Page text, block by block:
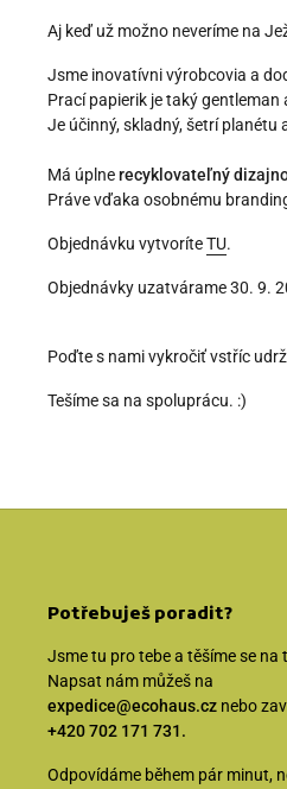
Aj keď už možno neveríme na
Jsme inovatívni výrobcovia a
Prací papierik je taký
Je účinný, skladný, šetrí planétu
Má úplnerecyklovateľný
Práve vďaka osobnému
Objednávku vytvoríteTU.
Objednávky uzatvárame 30. 9.
Poďte s nami vykročiť vstříc
Tešíme sa na spoluprácu. :)
Potřebuješ poradit?
Jsme tu pro tebe a těšíme se na
Napsat nám můžeš na
expedice@ecohaus.cz nebo
+420 702 171 731.
Odpovídáme během pár minut,